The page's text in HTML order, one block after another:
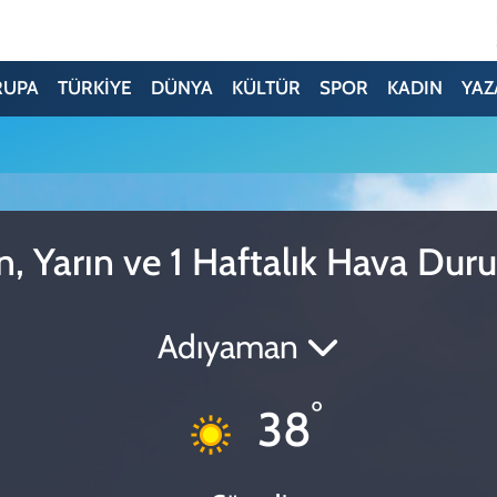
TÜRKİYE DÜNYA KÜLTÜR SPOR KADIN
Yarın ve 1 Haftalık Hava
Adıyaman
38°